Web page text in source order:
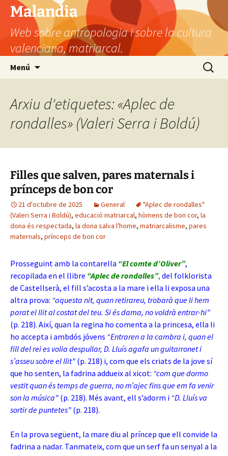
Vés
contingut
Malandia
Web sobre antropologia i sobre la cultura
valenciana, matriarcal.
Menú Cerca:
Arxiu d'etiquetes: «Aplec de
rondalles» (Valeri Serra i Boldú)
Filles que salven, pares maternals i
prínceps de bon cor
21 d'octubre de 2025 General
"Aplec de rondalles"
(Valeri Serra i Boldú), educació matriarcal, hòmens de bon cor, la
dona és respectada, la dona salva l'home, matriarcalisme, pares
maternals, prínceps de bon cor
Prosseguint amb la contarella “El comte d’Oliver”,
recopilada en el llibre “Aplec de rondalles”, del folklorista
de Castellserà, el fill s’acosta a la mare i ella li exposa una
altra prova: “aquesta nit, quan retirareu, trobarà que li hem
parat el llit al costat del teu. Si és dama, no voldrà entrar-hi”
(p. 218). Així, quan la regina ho comenta a la princesa, ella li
ho accepta i ambdós jóvens “Entraren a la cambra i, quan el
fill del rei es volia despullar, D. Lluís agafa un guitarronet i
s’asseu sobre el llit” (p. 218) i, com que els criats de la jove sí
que ho senten, la fadrina addueix al xicot: “com que dormo
vestit quan és temps de guerra, no m’ajec fins que em fa venir
son la música” (p. 218). Més avant, ell s’adorm i “D. Lluís va
sortir de puntetes” (p. 218).
En la prova següent, la mare diu al príncep que ell convide la
fadrina a nadar. Tanmateix, com que un serf fa un senyal a la